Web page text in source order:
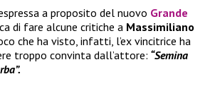
a proposito del nuovo Grande
di fare alcune critiche a Massimiliano
che ha visto, infatti, l’ex vincitrice ha
troppo convinta dall’attore: “Semina